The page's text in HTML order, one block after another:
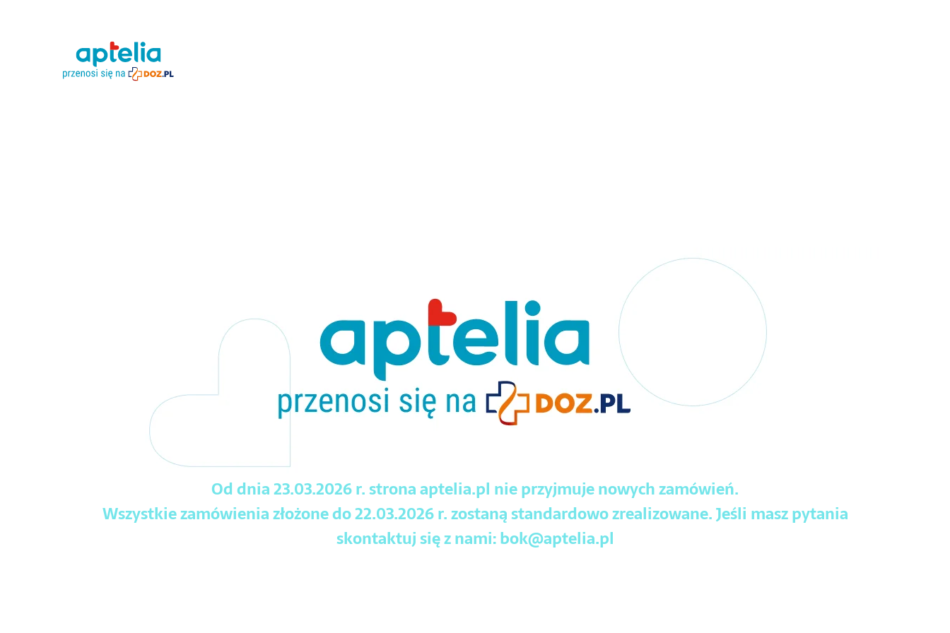
Od dnia 23.03.2026 r. strona aptelia.pl nie przyjmuje nowych zamówień.
Wszystkie zamówienia złożone do 22.03.2026 r. zostaną standardowo zrealizowane. Jeśli masz pytania
skontaktuj się z nami:bok@aptelia.pl